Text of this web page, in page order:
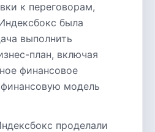
к переговорам,
была
выполнить
план, включая
финансовое
модель
проделали